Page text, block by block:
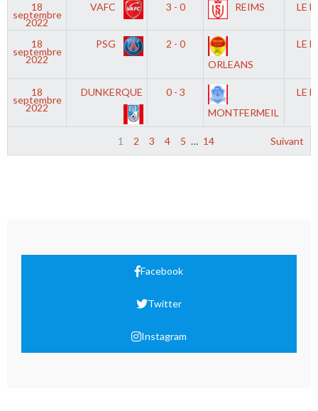
18
septembre
2022
VAFC 3 - 0 REIMS LE
18
septembre
2022
PSG
2 - 0
ORLEANS
LE
18
septembre
2022
DUNKERQUE
0 - 3
MONTFERMEIL
LE
1 2 3 4 5 … 14 Suivant
Facebook
Twitter
Instagram